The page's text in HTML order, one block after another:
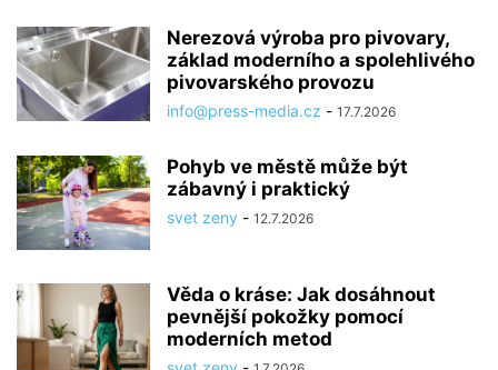
Nerezová výroba pro pivovary,
základ moderního a spolehlivého
pivovarského provozu
info@press-media.cz - 17.7.2026
Pohyb ve městě může být
zábavný i praktický
svet zeny - 12.7.2026
Věda o kráse: Jak dosáhnout
pevnější pokožky pomocí
moderních metod